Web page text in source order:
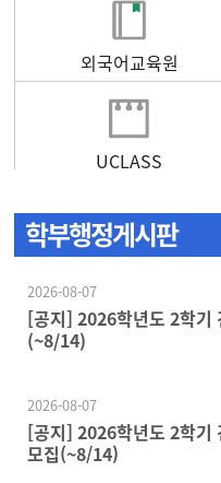
외국어교육원
UCLASS
학부행정게시판
2026-08-07
[공지] 2026학년도 2학기
(~8/14)
2026-08-07
[공지] 2026학년도 2학기
모집(~8/14)